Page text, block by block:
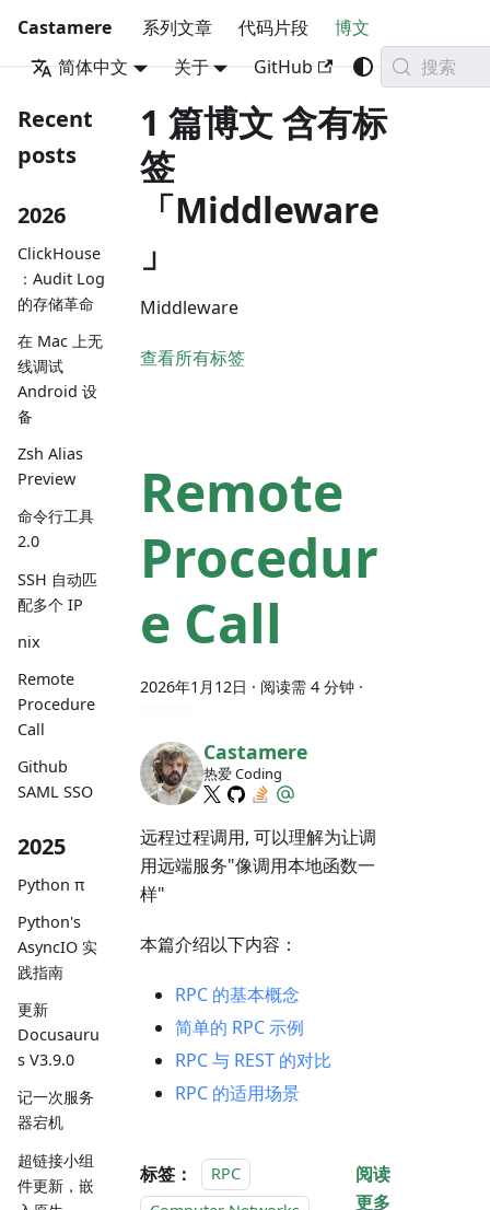
Castamere 系列文章 代码片段
博文
简体中文
关于 GitHub 搜索
Recent
posts
2026
ClickHouse
：Audit Log
的存储革命
在 Mac 上无
线调试
Android 设
备
Zsh Alias
Preview
命令行工具
2.0
SSH 自动匹
配多个 IP
nix
Remote
Procedure
Call
Github
SAML SSO
2025
Python π
Python's
AsyncIO 实
践指南
更新
Docusauru
s V3.9.0
记一次服务
器宕机
超链接小组
件更新，嵌
1 篇博文 含有标
签
「Middleware
」
Middleware
查看所有标签
Remote
Procedur
e Call
2026年1月12日 · 阅读需 4 分钟 ·
Castamere
热爱 Coding
远程过程调用, 可以理解为让调
用远端服务"像调用本地函数一
样"
本篇介绍以下内容：
RPC 的基本概念
简单的 RPC 示例
RPC 与 REST 的对比
RPC 的适用场景
标签：
RPC
阅读
更多